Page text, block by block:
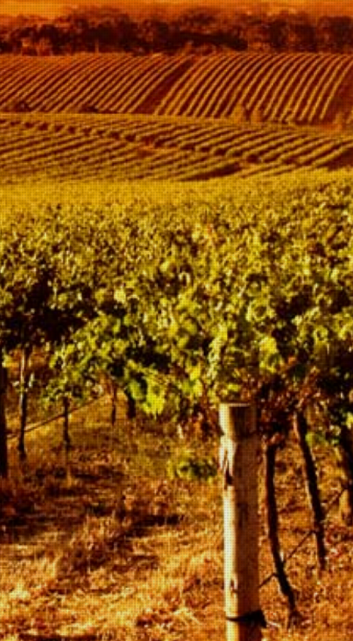
De producten worden zonder tussenkomst van derden
rechtstreeks bij de producent gekocht waarbij de voorkeur
uitgaat naar kleine wijnboeren. Deze maken met liefde voor
het vak mooie producten, waarbij commerciële motieven niet
de boventoon voeren. Bij Vino Panini geen grote namen,
hiervoor moet immers alleen maar betaald worden, maar wel
mooie betaalbare wijnen.
We doen er alles aan om onze bedrijfsfilosofie goed in de
praktijk te kunnen brengen,
Vino Panini werkt met een hele lage kostenstructuur, koopt
alleen maar in als het de allerbeste kwaliteit voor de scherpste
prijs kan bemachtigen en betaalt de wijnboeren altijd vooruit.
Hierdoor is het mogelijk voor de aller-laagste prijs in de markt
zeer goede wijnen aan onze klanten aan te bieden. Door deze
bedrijfsvoering kunnen we prijs/kwaliteit voor de horeca zeer
van betekenis zijn.